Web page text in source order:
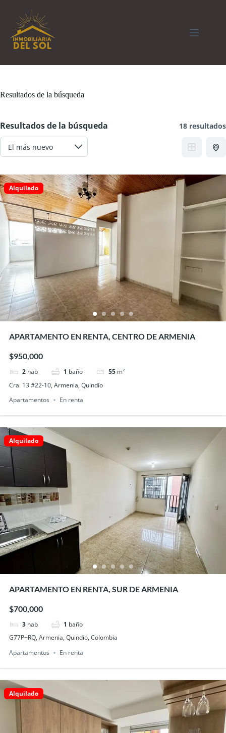
contenido
Resultados de la búsqueda
Resultados de la búsqueda 18 resultados
Alquilado
APARTAMENTO EN RENTA, CENTRO DE ARMENIA
$950,000
2 hab 1 baño 55 m²
Cra. 13 #22-10, Armenia, Quindío
Apartamentos
En renta
Alquilado
APARTAMENTO EN RENTA, SUR DE ARMENIA
$700,000
3 hab 1 baño
G77P+RQ, Armenia, Quindío, Colombia
Apartamentos
En renta
Alquilado